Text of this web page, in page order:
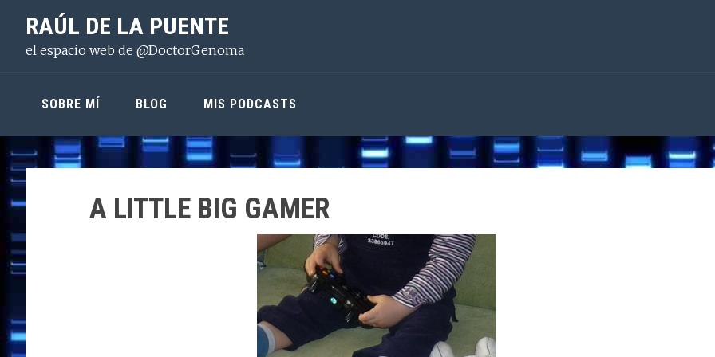
principal
contenido
lateral
RAÚL DE LA PUENTE
el espacio web de @DoctorGenoma
SOBRE MÍ BLOG MIS PODCASTS
A LITTLE BIG GAMER